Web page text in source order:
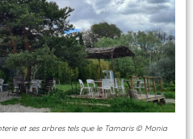
et ses arbres tels que le Tamaris © Monia